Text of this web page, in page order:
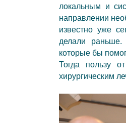
локальным и
направлении
известно уже
делали раньше.
которые бы
Тогда пользу
хирургическим